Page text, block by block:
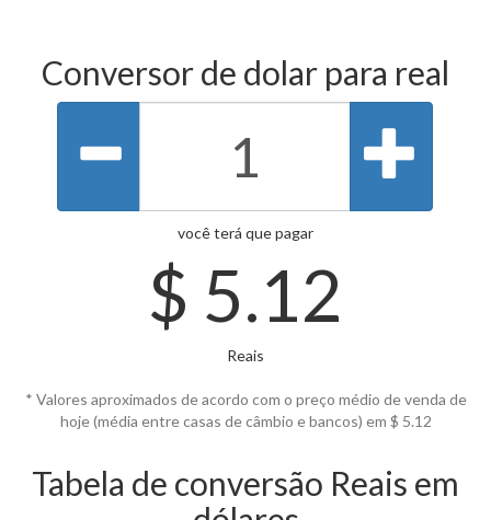
Conversor de dolar para real
você terá que pagar
$ 5.12
Reais
* Valores aproximados de acordo com o preço médio de venda de
hoje (média entre casas de câmbio e bancos) em $ 5.12
Tabela de conversão Reais em